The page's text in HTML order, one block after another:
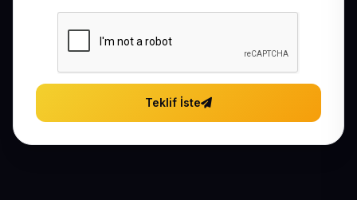
Teklif İste